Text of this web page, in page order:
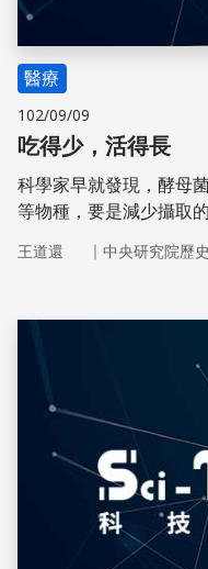
醫療
102/09/09
吃得少，活得長
科學家早就發現，酵母
等物種，要是減少攝取
王道還 ｜ 中央研究院歷